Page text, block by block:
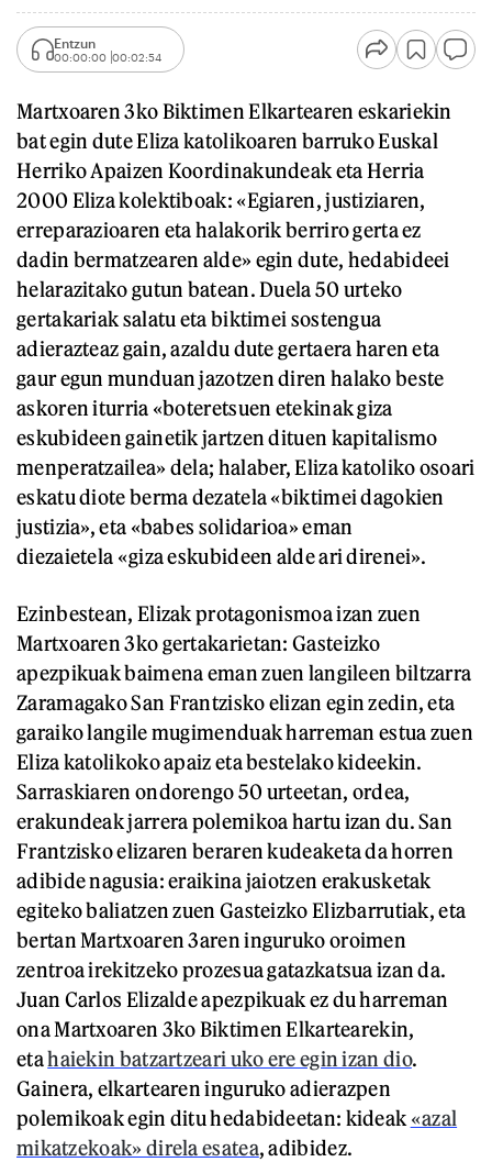
Entzun
00:00:00 00:02:54
Martxoaren 3ko Biktimen Elkartearen eskariekin
bat egin dute Eliza katolikoaren barruko Euskal
Herriko Apaizen Koordinakundeak eta Herria
2000 Eliza kolektiboak: «Egiaren, justiziaren,
erreparazioaren eta halakorik berriro gerta ez
dadin bermatzearen alde» egin dute, hedabideei
helarazitako gutun batean. Duela 50 urteko
gertakariak salatu eta biktimei sostengua
adierazteaz gain, azaldu dute gertaera haren eta
gaur egun munduan jazotzen diren halako beste
askoren iturria «boteretsuen etekinak giza
eskubideen gainetik jartzen dituen kapitalismo
menperatzailea» dela; halaber, Eliza katoliko osoari
eskatu diote berma dezatela «biktimei dagokien
justizia», eta «babes solidarioa» eman
diezaietela «giza eskubideen alde ari direnei».
Ezinbestean, Elizak protagonismoa izan zuen
Martxoaren 3ko gertakarietan: Gasteizko
apezpikuak baimena eman zuen langileen biltzarra
Zaramagako San Frantzisko elizan egin zedin, eta
garaiko langile mugimenduak harreman estua zuen
Eliza katolikoko apaiz eta bestelako kideekin.
Sarraskiaren ondorengo 50 urteetan, ordea,
erakundeak jarrera polemikoa hartu izan du. San
Frantzisko elizaren beraren kudeaketa da horren
adibide nagusia: eraikina jaiotzen erakusketak
egiteko baliatzen zuen Gasteizko Elizbarrutiak, eta
bertan Martxoaren 3aren inguruko oroimen
zentroa irekitzeko prozesua gatazkatsua izan da.
Juan Carlos Elizalde apezpikuak ez du harreman
ona Martxoaren 3ko Biktimen Elkartearekin,
etahaiekin batzartzeari uko ere egin izan dio.
Gainera, elkartearen inguruko adierazpen
polemikoak egin ditu hedabideetan: kideak «azal
mikatzekoak» direla esatea, adibidez.